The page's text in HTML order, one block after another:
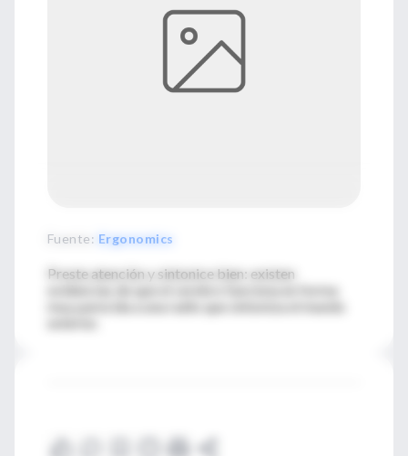
Fuente: Ergonomics
Preste atención y sintonice bien: existen
evidencias de que el cerebro funciona en forma